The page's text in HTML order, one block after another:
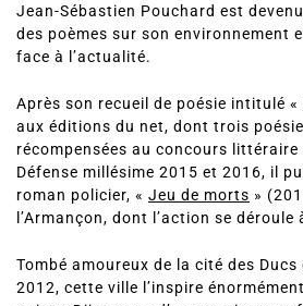
Jean-Sébastien Pouchard est
des poèmes sur son environnement
face à l’actualité.
Après son recueil de poésie intitulé «
aux éditions du net, dont trois
récompensées au concours littéraire
Défense millésime 2015 et 2016, il
roman policier, « Jeu de morts »
l’Armançon, dont l’action se
Tombé amoureux de la cité des Ducs
2012, cette ville l’inspire